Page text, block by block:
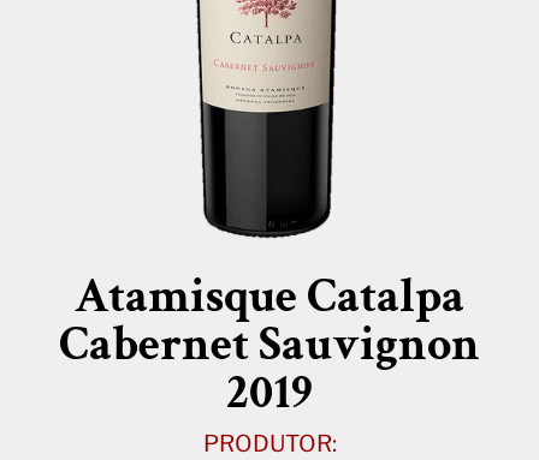
Atamisque Catalpa
Cabernet Sauvignon
2019
PRODUTOR: